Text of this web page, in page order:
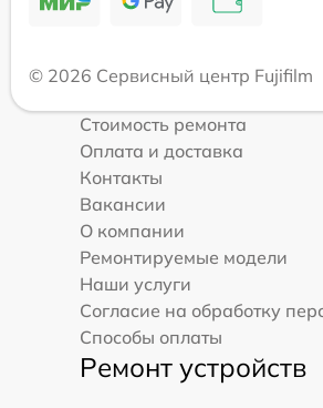
© 2026 Сервисный центр Fujifilm
Стоимость ремонта
Оплата и доставка
Контакты
Вакансии
О компании
Ремонтируемые модели
Наши услуги
Согласие на обработку
Способы оплаты
Ремонт устройств